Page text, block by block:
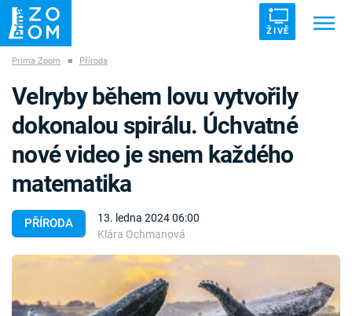
ŽIVĚ
ZÁHADY VETŘELCI DÁVNOVĚKU
Témata
Témata
Prima Zoom ■ Příroda
PŘÍRODA
13. ledna 2024 06:00
Klára Ochmanová
Velryby během lovu vytvořily
dokonalou spirálu. Úchvatné
nové video je snem každého
matematika